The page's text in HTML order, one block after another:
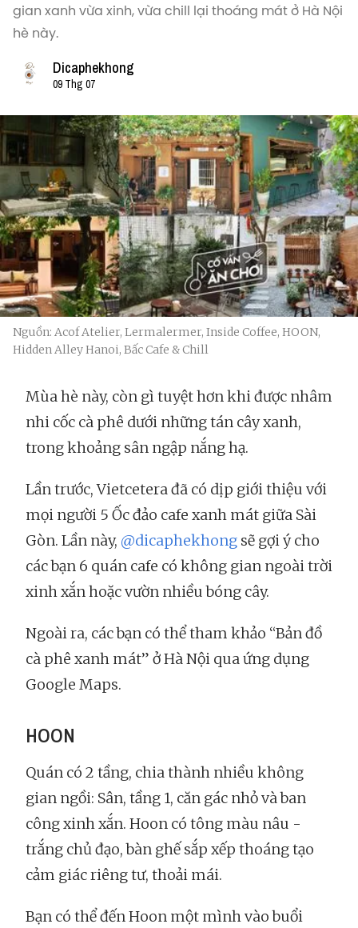
gian xanh vừa xinh, vừa chill lại thoáng mát ở Hà Nội
hè này.
Dicaphekhong
09 Thg 07
Nguồn: Acof Atelier, Lermalermer, Inside Coffee, HOON,
Hidden Alley Hanoi, Bấc Cafe & Chill
Mùa hè này, còn gì tuyệt hơn khi được nhâm
nhi cốc cà phê dưới những tán cây xanh,
trong khoảng sân ngập nắng hạ.
Lần trước, Vietcetera đã có dịp giới thiệu với
mọi người 5 Ốc đảo cafe xanh mát giữa Sài
Gòn. Lần này, @dicaphekhong sẽ gợi ý cho
các bạn 6 quán cafe có không gian ngoài trời
xinh xắn hoặc vườn nhiều bóng cây.
Ngoài ra, các bạn có thể tham khảo “Bản đồ
cà phê xanh mát” ở Hà Nội qua ứng dụng
Google Maps.
HOON
Quán có 2 tầng, chia thành nhiều không
gian ngồi: Sân, tầng 1, căn gác nhỏ và ban
công xinh xắn. Hoon có tông màu nâu -
trắng chủ đạo, bàn ghế sắp xếp thoáng tạo
cảm giác riêng tư, thoải mái.
Bạn có thể đến Hoon một mình vào buổi